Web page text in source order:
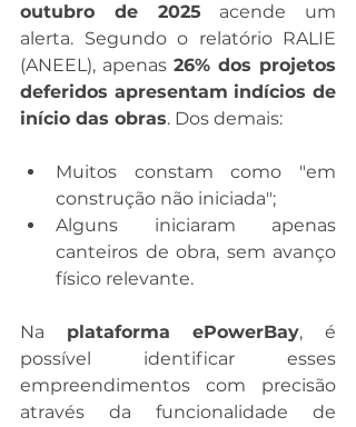
outubro de 2025 acende um
alerta. Segundo o relatório RALIE
(ANEEL), apenas 26% dos projetos
deferidos apresentam indícios de
início das obras. Dos demais:
Muitos constam como "em
construção não iniciada";
Alguns iniciaram apenas
canteiros de obra, sem avanço
físico relevante.
Na plataforma ePowerBay, é
possível identificar esses
empreendimentos com precisão